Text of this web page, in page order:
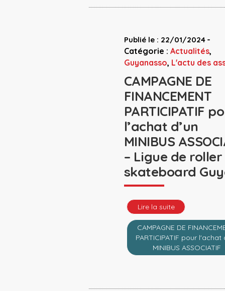
Publié le : 22/01/2024 -
Catégorie : Actualités,
Guyanasso, L'actu des
CAMPAGNE DE
FINANCEMENT
PARTICIPATIF
l’achat d’un
MINIBUS
– Ligue de roller
skateboard
Lire la suite
CAMPAGNE DE
PARTICIPATIF pour l'achat
MINIBUS ASSOCIATIF